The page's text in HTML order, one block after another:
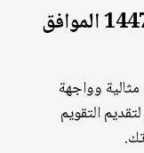
التقويم الهجري لعام 1446 - 1447 الموافق
وواجهة
التقويم